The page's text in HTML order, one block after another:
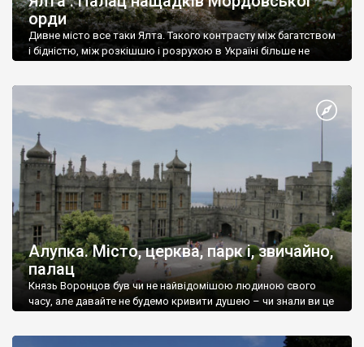
орди
Дивне місто все таки Ялта. Такого контрасту між багатством
і бідністю, між розкішшю і розрухою в Україні більше не
Алупка. Місто, церква, парк і, звичайно,
палац
Князь Воронцов був чи не найвідомішою людиною свого
часу, але давайте не будемо кривити душею – чи знали ви це